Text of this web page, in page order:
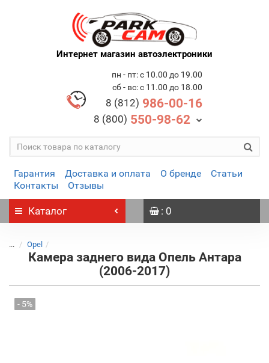
Интернет магазин автоэлектроники
пн - пт: с 10.00 до 19.00
сб - вс: с 11.00 до 18.00
8 (812) 986-00-16
8 (800) 550-98-62
Гарантия Доставка и оплата О бренде
Статьи
Контакты
Отзывы
Каталог : 0
... Opel
Камера заднего вида Опель Антара
(2006-2017)
- 5%